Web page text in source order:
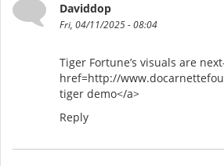
Daviddop
Fri, 04/11/2025 - 08:04
Tiger Fortune’s visuals are
href=http://
tiger demo</a>
Reply